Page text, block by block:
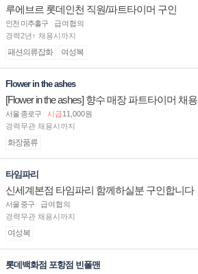
루에브르 롯데인천 직원/파트타이머 구인
인천 미추홀구
급여협의
경력2년↑ 채용시까지
패션의류잡화 여성복
Flower in the ashes
[Flower in the ashes] 향수 매장 파트타이머 채용
서울 종로구 시급11,000원
경력무관 채용시까지
화장품류
타임파리
신세계본점 타임파리 함께하실분 구인합니다
서울 중구
급여협의
경력무관 채용시까지
여성복
롯데백화점 포항점 빈폴맨